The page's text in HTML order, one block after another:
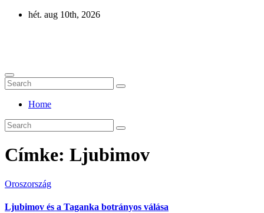
Skip
hét. aug 10th, 2026
Home
Címke: Ljubimov
Oroszország
Ljubimov és a Taganka botrányos válása